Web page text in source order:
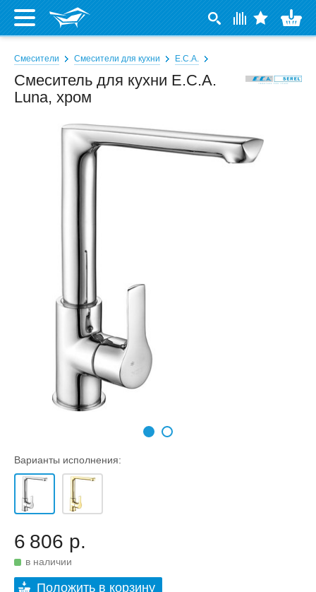
Смесители Смесители для кухни E.C.A.
Смеситель для кухни E.C.A.
Luna, хром
Варианты исполнения:
6 806 р.
в наличии
Положить в корзину